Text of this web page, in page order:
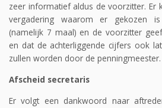
zeer informatief aldus de voorzitter. Er
vergadering waarom er gekozen
(namelijk 7 maal) en de voorzitter
en dat de achterliggende cijfers ook
zullen worden door de penningmeester.
Afscheid secretaris
Er volgt een dankwoord naar